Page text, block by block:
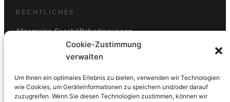
Cookie-Zustimmung
verwalten
Um Ihnen ein optimales Erlebnis zu bieten, verwenden wir Technologien
wie Cookies, um Geräteinformationen zu speichern und/oder darauf
zuzugreifen. Wenn Sie diesen Technologien zustimmen, können wir
RECHTLICHES
Allgemeine Geschäftsbedingungen
Rücktrittsbelehrung